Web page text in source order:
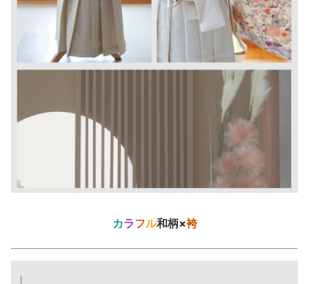
カラフル和柄×袴